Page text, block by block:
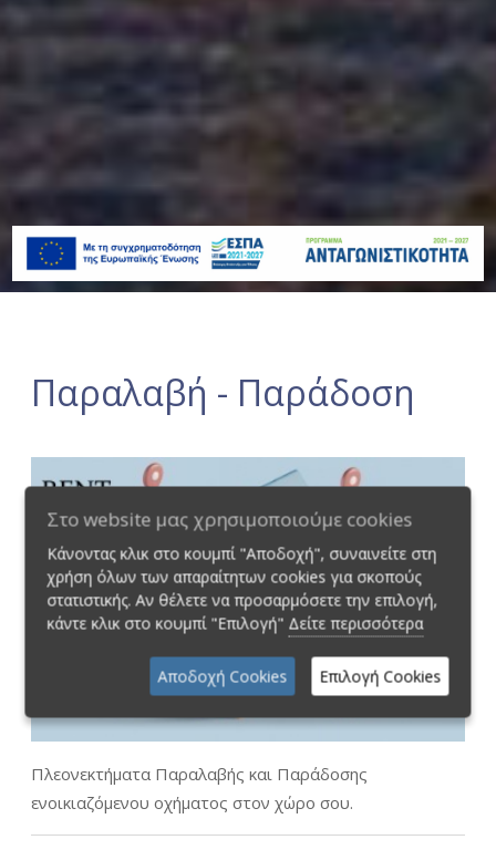
Παραλαβή - Παράδοση
Πλεονεκτήματα Παραλαβής και Παράδοσης
ενοικιαζόμενου οχήματος στον χώρο σου.
Στο website μας χρησιμοποιούμε cookies
Κάνοντας κλικ στο κουμπί "Αποδοχή", συναινείτε στη
χρήση όλων των απαραίτητων cookies για σκοπούς
στατιστικής. Αν θέλετε να προσαρμόσετε την επιλογή,
κάντε κλικ στο κουμπί "Επιλογή" Δείτε περισσότερα
Αποδοχή Cookies Επιλογή Cookies